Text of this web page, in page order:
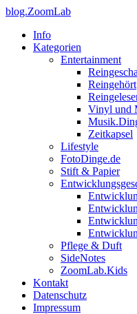
blog.ZoomLab
Info
Kategorien
Entertainment
Reingehört
Vinyl und
Zeitkapsel
Lifestyle
FotoDinge.de
Stift & Papier
Pflege & Duft
SideNotes
ZoomLab.Kids
Kontakt
Datenschutz
Impressum